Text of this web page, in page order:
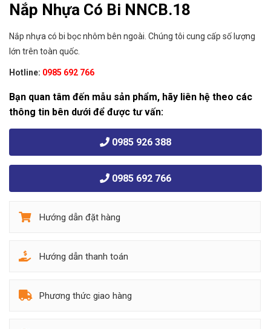
Nắp Nhựa Có Bi NNCB.18
Nắp nhựa có bi bọc nhôm bên ngoài. Chúng tôi cung cấp số lượng
lớn trên toàn quốc.
Hotline: 0985 692 766
Bạn quan tâm đến mẫu sản phẩm, hãy liên hệ theo các
thông tin bên dưới để được tư vấn:
0985 926 388
0985 692 766
Hướng dẫn đặt hàng
Hướng dẫn thanh toán
Phương thức giao hàng